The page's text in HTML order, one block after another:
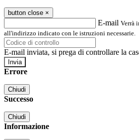
button close ×
E-mail Verrà
all'indirizzo indicato con le istruzioni necessarie.
E-mail inviata, si prega di controllare la
Errore
Chiudi
Successo
Chiudi
Informazione